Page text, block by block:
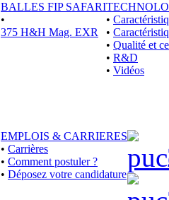
BALLES FIP SAFARI
•
375 H&H Mag. EXR
•
•
• Qualité et
• R&D
• Vidéos
EMPLOIS & CARRIERES
• Carrières
• Comment postuler ?
• Déposez votre candidature